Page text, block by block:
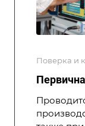
Поверка и